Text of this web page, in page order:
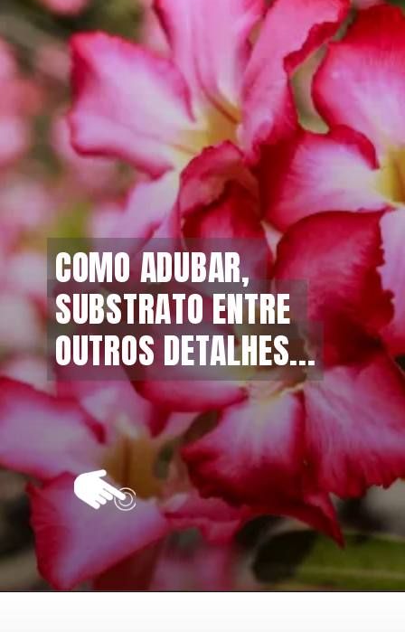
COMO ADUBAR,
SUBSTRATO ENTRE
OUTROS DETALHES...
COMO ADUBAR,
SUBSTRATO ENTRE
OUTROS DETALHES...